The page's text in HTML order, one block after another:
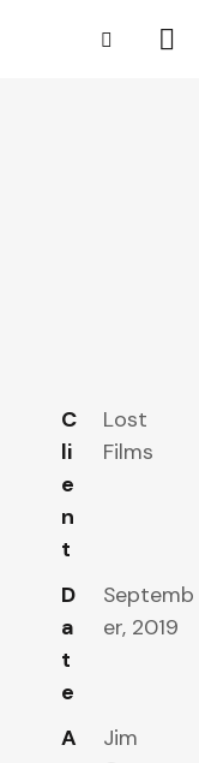
C
li
e
n
t
Lost
Films
D
a
t
e
Septemb
er, 2019
A
Jim